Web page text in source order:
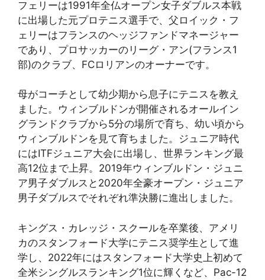
フェリーは1991年全仏オープン女子ダブルス本戦
に出場した元プロテニス選手で、父ロイック・フ
ェリーはフランスのヘッジファンドマネージャー
であり、プロサッカーのリーグ・アン(フランス1
部)のクラブ、FCロリアンのオーナーです。
母がコーチとして幼少期から息子にテニスを教え
ました。ウィンブルドンが開催されるオールイン
グランドクラブから5分の場所で育ち、幼い頃から
ウィンブルドンを見て育ちました。ジュニア時代
にはITFジュニア大会に出場し、世界ランキング最
高12位まで上昇。2019年ウィンブルドン・ジュニ
ア男子ダブルスと2020年全豪オープン・ジュニア
男子ダブルスでそれぞれ準決勝に進出しました。
キングス・カレッジ・スクールを卒業後、アメリ
カのスタンフォード大学にテニス奨学生として進
学し、2022年にはスタンフォード大学史上初めて
全米シングルスランキング1位に輝くなど、Pac-12